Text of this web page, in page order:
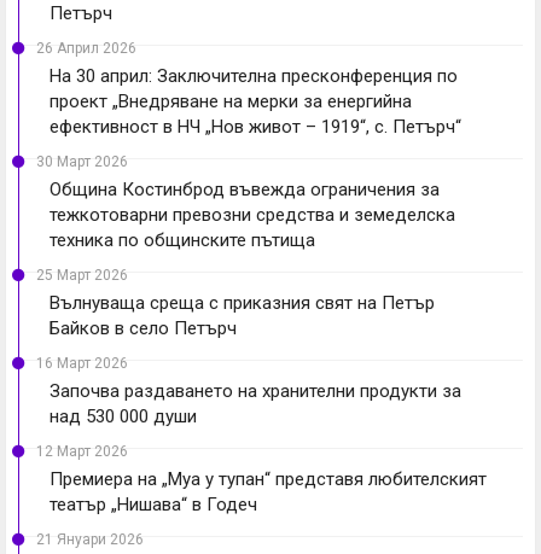
Петърч
26 Април 2026
На 30 април: Заключителна пресконференция по
проект „Внедряване на мерки за енергийна
ефективност в НЧ „Нов живот – 1919“, с. Петърч“
30 Март 2026
Община Костинброд въвежда ограничения за
тежкотоварни превозни средства и земеделска
техника по общинските пътища
25 Март 2026
Вълнуваща среща с приказния свят на Петър
Байков в село Петърч
16 Март 2026
Започва раздаването на хранителни продукти за
над 530 000 души
12 Март 2026
Премиера на „Муа у тупан“ представя любителският
театър „Нишава“ в Годеч
21 Януари 2026